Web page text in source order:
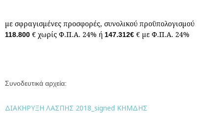
με σφραγισμένες προσφορές, συνολικού προϋπολογισμού
118.800 € χωρίς Φ.Π.Α. 24% ή 147.312€ € με Φ.Π.Α. 24%
Συνοδευτικά αρχεία:
ΔΙΑΚΗΡΥΞΗ ΛΑΣΠΗΣ 2018_signed ΚΗΜΔΗΣ